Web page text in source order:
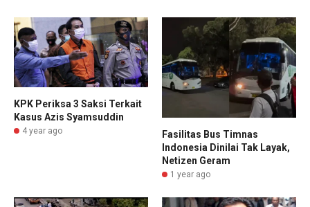
KPK Periksa 3 Saksi Terkait
Kasus Azis Syamsuddin
4 year ago
Fasilitas Bus Timnas
Indonesia Dinilai Tak Layak,
Netizen Geram
1 year ago